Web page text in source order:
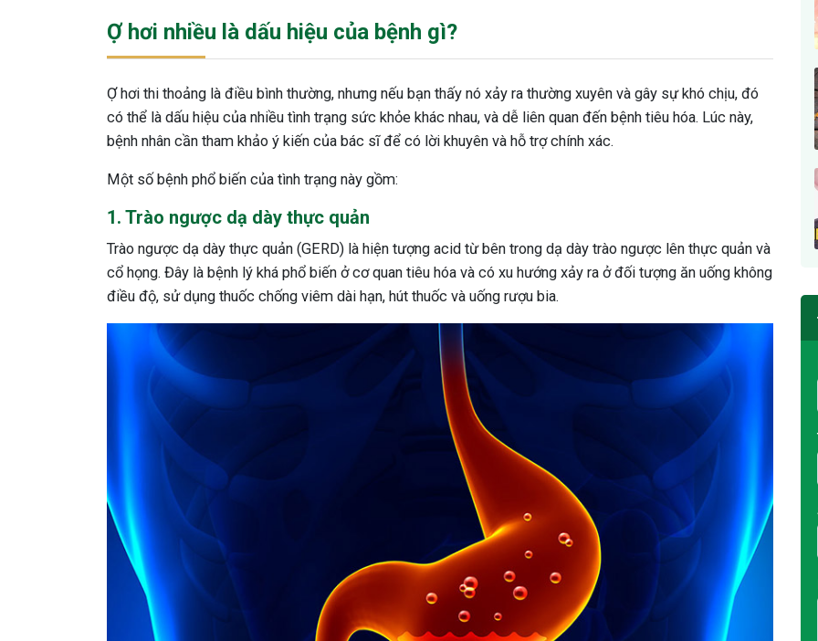
Ợ hơi nhiều là dấu hiệu của bệnh gì?
Ợ hơi thi thoảng là điều bình thường, nhưng nếu bạn thấy nó xảy ra thường xuyên và gây sự khó chịu, đó
có thể là dấu hiệu của nhiều tình trạng sức khỏe khác nhau, và dễ liên quan đến bệnh tiêu hóa. Lúc này,
bệnh nhân cần tham khảo ý kiến của bác sĩ để có lời khuyên và hỗ trợ chính xác.
Một số bệnh phổ biến của tình trạng này gồm:
1. Trào ngược dạ dày thực quản
Trào ngược dạ dày thực quản (GERD) là hiện tượng acid từ bên trong dạ dày trào ngược lên thực quản và
cổ họng. Đây là bệnh lý khá phổ biến ở cơ quan tiêu hóa và có xu hướng xảy ra ở đối tượng ăn uống không
điều độ, sử dụng thuốc chống viêm dài hạn, hút thuốc và uống rượu bia.